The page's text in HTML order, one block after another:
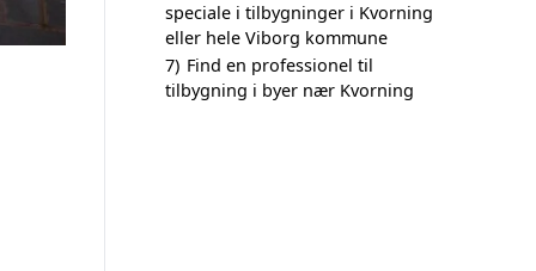
speciale i tilbygninger i Kvorning
eller hele Viborg kommune
7) Find en professionel til
tilbygning i byer nær Kvorning